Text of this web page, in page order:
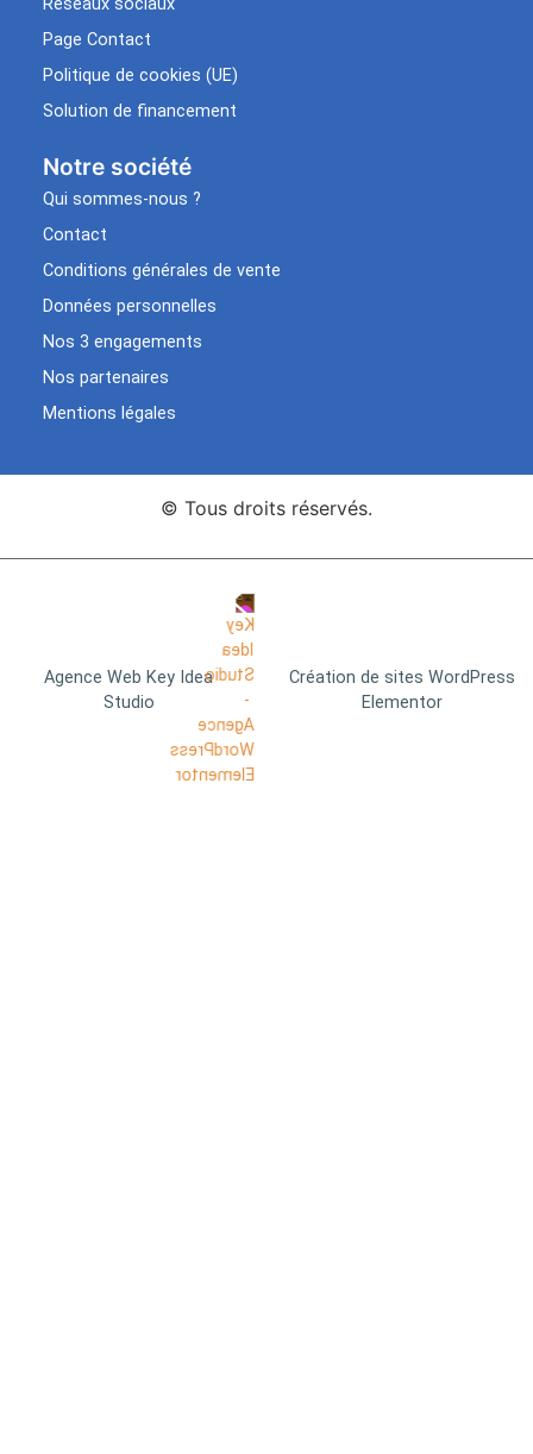
Page Contact
Politique de cookies (UE)
Solution de financement
Notre société
Qui sommes-nous ?
Contact
Conditions générales de vente
Données personnelles
Nos 3 engagements
Nos partenaires
Mentions légales
© Tous droits réservés.
Agence Web Key Idea
Studio
Création de sites WordPress
Elementor